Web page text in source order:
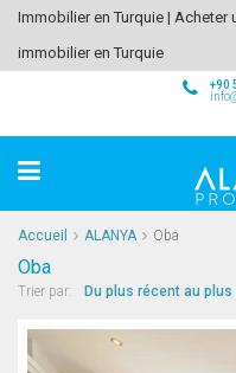
Immobilier en Turquie | Acheter
immobilier en Turquie
+90
Accueil ALANYA Oba
Oba
Trier par: Du plus récent au plus